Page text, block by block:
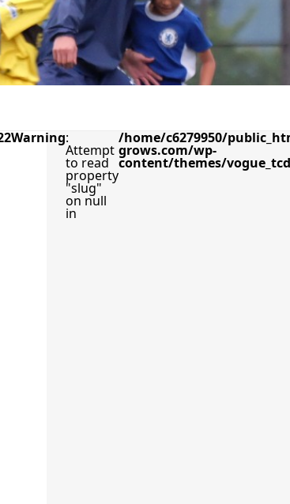
Warning:
Attempt
to read
property
"slug"
on null
in
/home/c6279950/
grows.com/wp-
content/themes/